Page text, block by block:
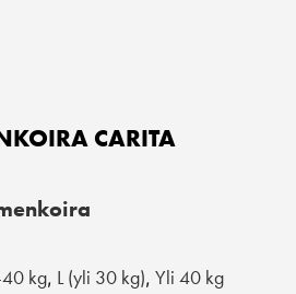
CARITA
kg, L (yli 30 kg), Yli 40 kg